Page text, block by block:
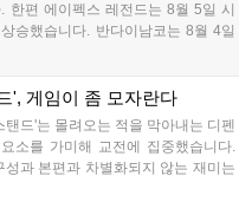
편 에이펙스 레전드는 8월 5일 시
승했습니다. 반다이남코는 8월 4일
'슈퍼로봇대전 Y'의 35주년 기념 유
활기를 띠고 있습니다....
', 게임이 좀 모자란다
드'는 몰려오는 적을 막아내는 디펜
소를 가미해 교전에 집중했습니다.
과 본편과 차별화되지 않는 재미는
에도 매치메이킹 기능을 지원하지